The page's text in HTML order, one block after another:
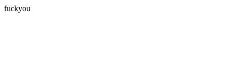
fuckyou